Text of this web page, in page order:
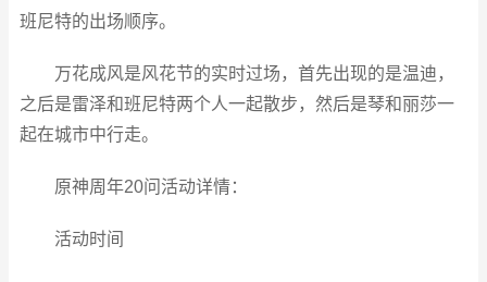
班尼特的出场顺序。
万花成风是风花节的实时过场，首先出现的是温迪，
之后是雷泽和班尼特两个人一起散步，然后是琴和丽莎一
起在城市中行走。
原神周年20问活动详情：
活动时间